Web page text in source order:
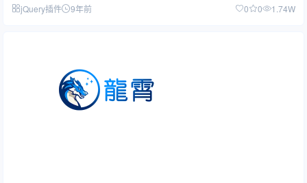
jQuery插件 9年前 0 0 1.74W